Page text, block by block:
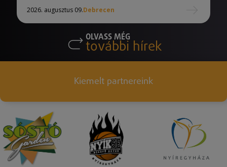
2026. augusztus 09.Debrecen
OLVASS MÉG
további hírek
Kiemelt partnereink